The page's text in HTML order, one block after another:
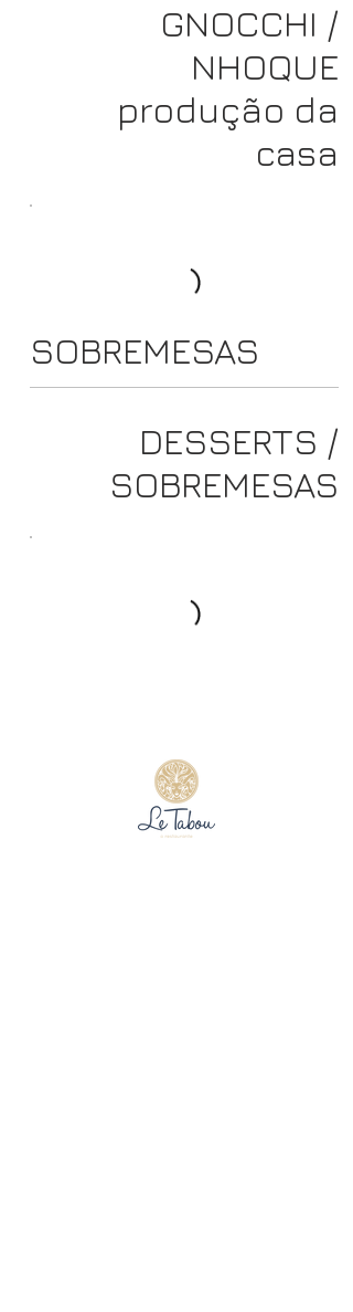
GNOCCHI /
NHOQUE
produção da
casa
SOBREMESAS
DESSERTS /
SOBREMESAS